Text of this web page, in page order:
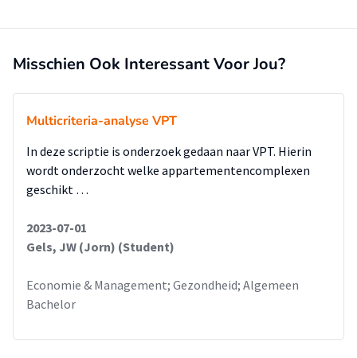
Misschien Ook Interessant Voor Jou?
Multicriteria-analyse VPT
In deze scriptie is onderzoek gedaan naar VPT. Hierin
wordt onderzocht welke appartementencomplexen
geschikt …
2023-07-01
Gels, JW (Jorn) (Student)
Economie & Management; Gezondheid; Algemeen
Bachelor